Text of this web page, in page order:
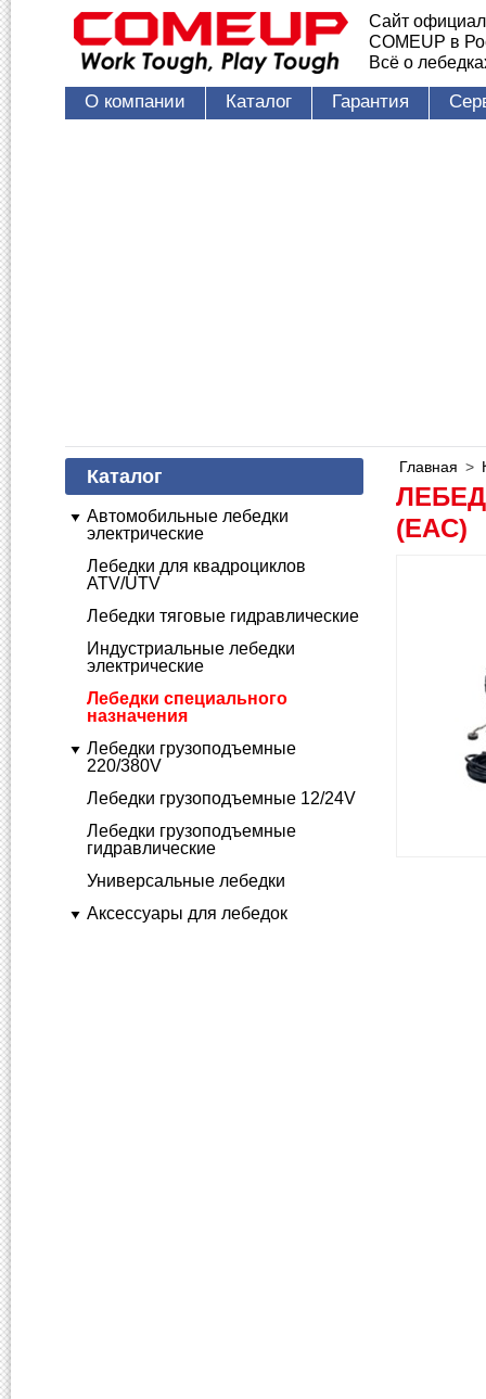
Сайт
COMEUP в
Всё о
О компании Каталог Гарантия
Каталог
Автомобильные лебедки
электрические
Лебедки для квадроциклов
ATV/UTV
Лебедки тяговые гидравлические
Индустриальные лебедки
электрические
Лебедки специального
назначения
Лебедки грузоподъемные
220/380V
Лебедки грузоподъемные 12/24V
Лебедки грузоподъемные
гидравлические
Универсальные лебедки
Аксессуары для лебедок
Главная >
(EAC)